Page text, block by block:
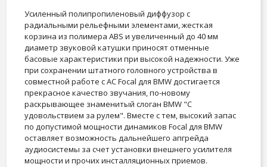
Усиленный полипропиленовый диффузор с
радиальными рельефными элементами, жесткая
корзина из полимера ABS и увеличенный до 40 мм
диаметр звуковой катушки приносят отменные
басовые характеристики при высокой надежности. Уже
при сохранении штатного головного устройства в
совместной работе с АС Focal для BMW достигается
прекрасное качество звучания, по-новому
раскрывающее знаменитый слоган BMW "С
удовольствием за рулем". Вместе с тем, высокий запас
по допустимой мощности динамиков Focal для BMW
оставляет возможность дальнейшего апгрейда
аудиосистемы за счет установки внешнего усилителя
мощности и прочих инсталляционных приемов.